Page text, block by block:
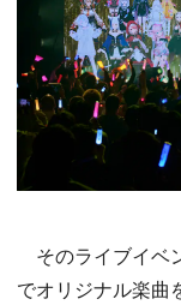
そのライブイベ
でオリジナル楽曲